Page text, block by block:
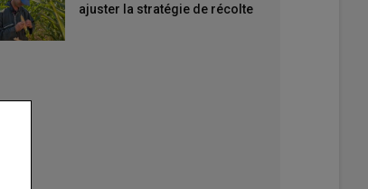
ajuster la stratégie de récolte